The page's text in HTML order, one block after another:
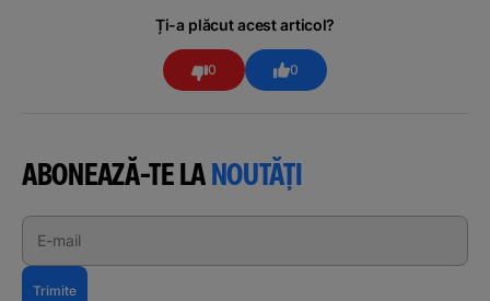
Ți-a plăcut acest articol?
0 0
ABONEAZĂ-TE LANOUTĂȚI
E-mail
Trimite